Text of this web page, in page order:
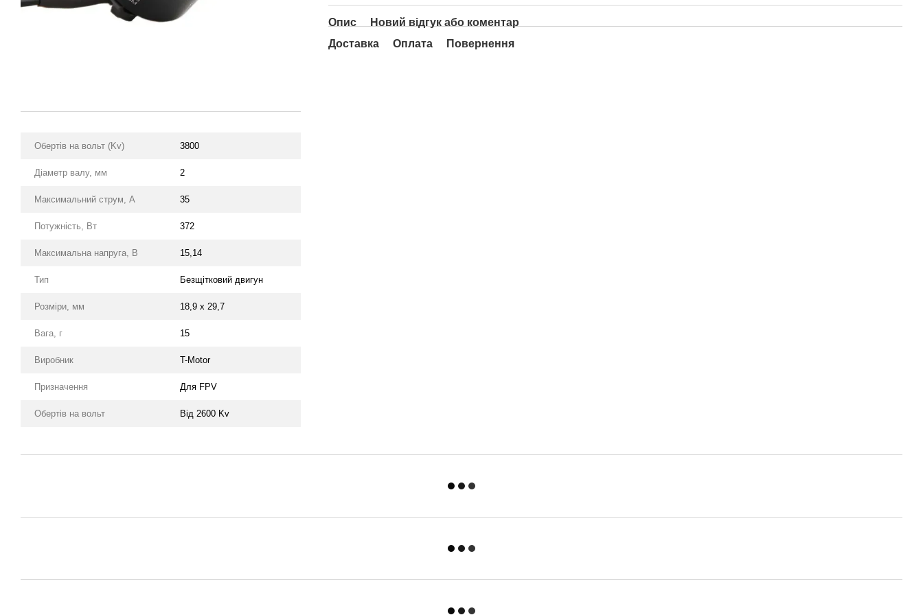
Обертів на вольт (Kv) 3800
Діаметр валу, мм 2
Максимальний струм, А 35
Потужність, Вт 372
Максимальна напруга, В 15,14
Тип Безщітковий двигун
Розміри, мм 18,9 x 29,7
Вага, г 15
Виробник T-Motor
Призначення Для FPV
Обертів на вольт Від 2600 Kv
Опис
Новий відгук або коментар
Доставка
Оплата Повернення